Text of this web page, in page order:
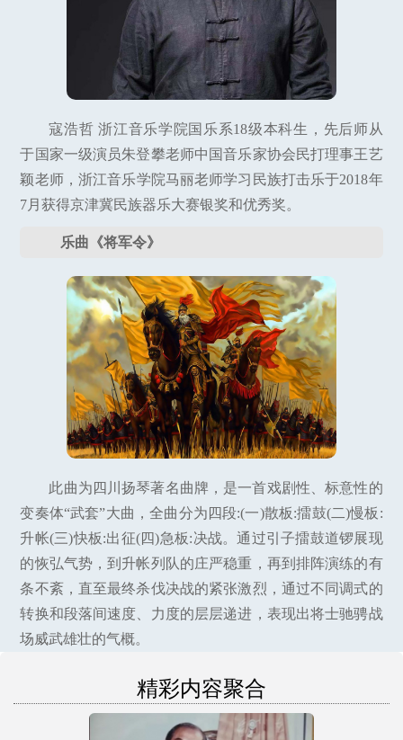
寇浩哲 浙江音乐学院国乐系18级本科生，先后师从
于国家一级演员朱登攀老师中国音乐家协会民打理事王艺
颖老师，浙江音乐学院马丽老师学习民族打击乐于2018年
7月获得京津冀民族器乐大赛银奖和优秀奖。
乐曲《将军令》
此曲为四川扬琴著名曲牌，是一首戏剧性、标意性的
变奏体“武套”大曲，全曲分为四段:(一)散板:擂鼓(二)慢板:
升帐(三)快板:出征(四)急板:决战。通过引子擂鼓道锣展现
的恢弘气势，到升帐列队的庄严稳重，再到排阵演练的有
条不紊，直至最终杀伐决战的紧张激烈，通过不同调式的
转换和段落间速度、力度的层层递进，表现出将士驰骋战
场威武雄壮的气概。
精彩内容聚合